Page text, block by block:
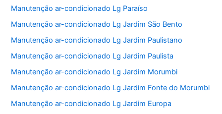
Manutenção ar-condicionado Lg Paraíso
Manutenção ar-condicionado Lg Jardim São Bento
Manutenção ar-condicionado Lg Jardim Paulistano
Manutenção ar-condicionado Lg Jardim Paulista
Manutenção ar-condicionado Lg Jardim Morumbi
Manutenção ar-condicionado Lg Jardim Fonte do Morumbi
Manutenção ar-condicionado Lg Jardim Europa